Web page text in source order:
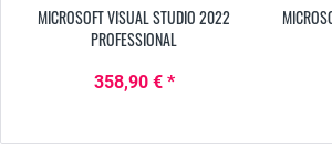
MICROSOFT VISUAL STUDIO 2022
PROFESSIONAL
358,90 € *